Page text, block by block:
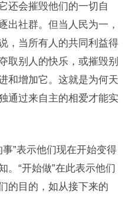
还会摧毁他们的一切自
出社群。但当人民为一，
，当所有人的共同利益得
取别人的快乐，或摧毁别
和增加它。这就是为何天
通过来自主的相爱才能实
”表示他们现在开始变得
。“开始做”在此表示他们
的目的，如从接下来的